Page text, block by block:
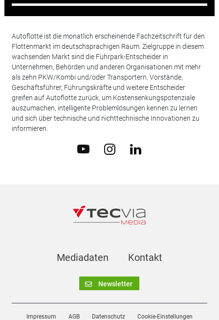
Autoflotte ist die monatlich erscheinende Fachzeitschrift für den
Flottenmarkt im deutschsprachigen Raum. Zielgruppe in diesem
wachsenden Markt sind die Fuhrpark-Entscheider in
Unternehmen, Behörden und anderen Organisationen mit mehr
als zehn PKW/Kombi und/oder Transportern. Vorstände,
Geschäftsführer, Führungskräfte und weitere Entscheider
greifen auf Autoflotte zurück, um Kostensenkungspotenziale
auszumachen, intelligente Problemlösungen kennen zu lernen
und sich über technische und nichttechnische Innovationen zu
informieren.
Mediadaten Kontakt
Newsletter
Impressum AGB Datenschutz Cookie-Einstellungen